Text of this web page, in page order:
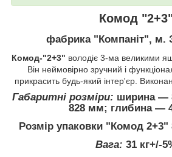
Комод
фабрика "Компаніт", м.
Комод-"2+3" володіє 3-ма великими
Він неймовірно зручний і
прикрасить будь-який інтер'єр.
Габаритні розміри: ширина ―
828 мм; глибина ―
Розмір упаковки "Комод 2+3"
Вага: 31 кг+/-